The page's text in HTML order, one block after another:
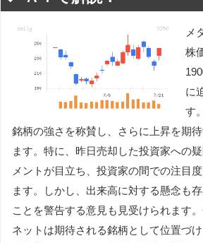
メ
株
に
す
銘柄の強さを称賛し、さらに上昇を期
ます。特に、昨日売却した投資家への
メントが目立ち、投資家の間での注目
ます。しかし、出来高に対する懸念も
ことを警告する意見も見受けられます
ネットは期待される銘柄として位置づ